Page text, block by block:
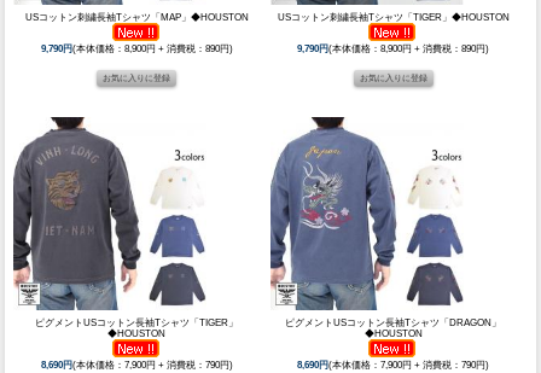
USコットン刺繍長袖Tシャツ「MAP」◆HOUSTON
9,790円(本体価格：8,900円 + 消費税：890円)
USコットン刺繍長袖Tシャツ「TIGER」◆HOUSTON
9,790円(本体価格：8,900円 + 消費税：890円)
ピグメントUSコットン長袖Tシャツ「TIGER」
◆HOUSTON
8,690円(本体価格：7,900円 + 消費税：790円)
ピグメントUSコットン長袖Tシャツ「DRAGON」
◆HOUSTON
8,690円(本体価格：7,900円 + 消費税：790円)